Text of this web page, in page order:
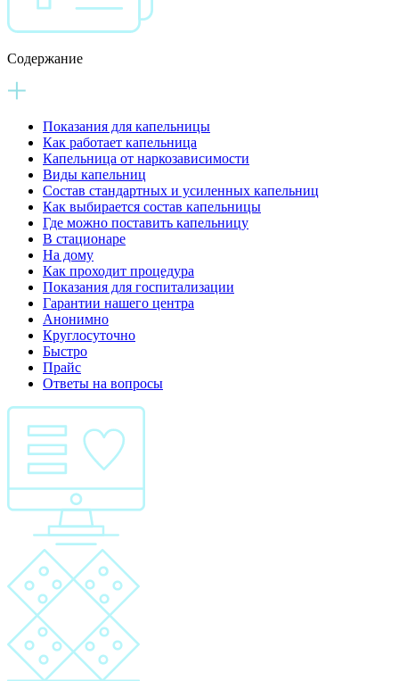
Содержание
Показания для капельницы
Как работает капельница
Капельница от наркозависимости
Виды капельниц
Состав стандартных и усиленных капельниц
Как выбирается состав капельницы
Где можно поставить капельницу
В стационаре
На дому
Как проходит процедура
Показания для госпитализации
Гарантии нашего центра
Анонимно
Круглосуточно
Быстро
Прайс
Ответы на вопросы